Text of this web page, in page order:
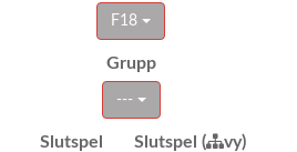
F18
Grupp
---
Slutspel Slutspel ( vy)